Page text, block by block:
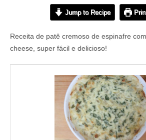
Jump to Recipe
Receita de patê cremoso de espinafre
cheese, super fácil e delicioso!